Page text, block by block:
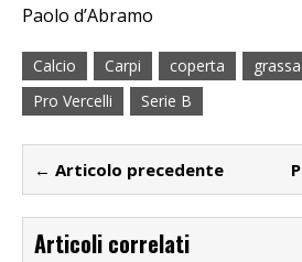
Paolo d’Abramo
Calcio Carpi coperta
Pro Vercelli
Serie B
← Articolo precedente
Articoli correlati